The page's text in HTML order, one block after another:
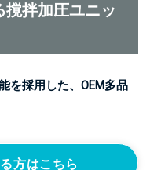
拌加圧ユニッ
を採用した、OEM多品
方はこちら